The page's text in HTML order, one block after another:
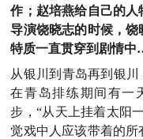
作；赵培燕给自己的人
导演饶晓志的时候，
特质一直贯穿到剧情
从银川到青岛再到银
在青岛排练期间有一
步，“从天上挂着太阳
觉戏中人应该带着的